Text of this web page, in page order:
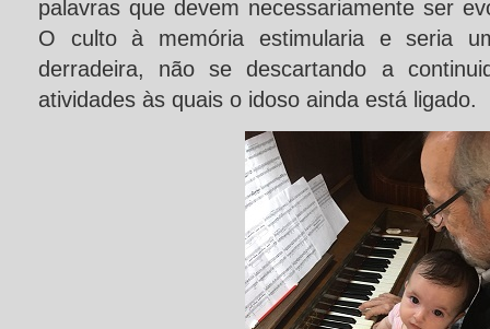
palavras que devem necessariamente ser
O culto à memória estimularia e seria
derradeira, não se descartando a
atividades às quais o idoso ainda está ligado.